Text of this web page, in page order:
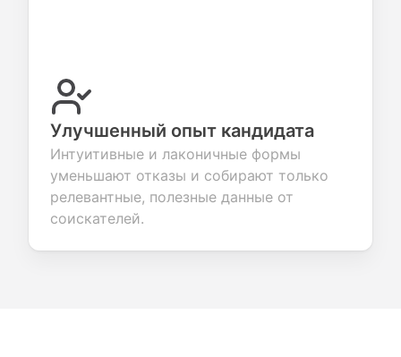
Улучшенный опыт кандидата
Интуитивные и лаконичные формы
уменьшают отказы и собирают только
релевантные, полезные данные от
соискателей.